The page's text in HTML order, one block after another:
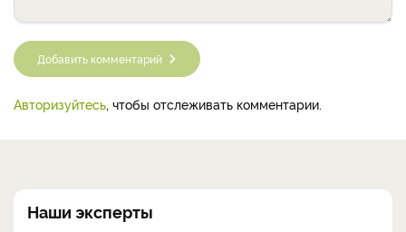
Добавить комментарий
Авторизуйтесь , чтобы отслеживать комментарии.
Наши эксперты